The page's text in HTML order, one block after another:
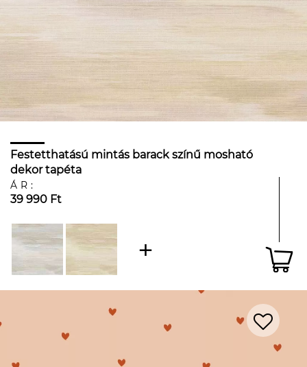
Festetthatású mintás barack színű mosható
dekor tapéta
ÁR:
39 990 Ft